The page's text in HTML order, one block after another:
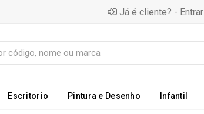
Já é cliente? - Entrar
Escritorio Pintura e Desenho Infantil